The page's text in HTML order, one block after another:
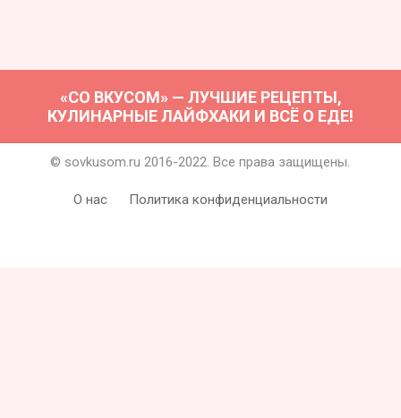
«СО ВКУСОМ» — ЛУЧШИЕ РЕЦЕПТЫ,
КУЛИНАРНЫЕ ЛАЙФХАКИ И ВСЁ О ЕДЕ!
© sovkusom.ru 2016-2022. Все права защищены.
О нас Политика конфиденциальности